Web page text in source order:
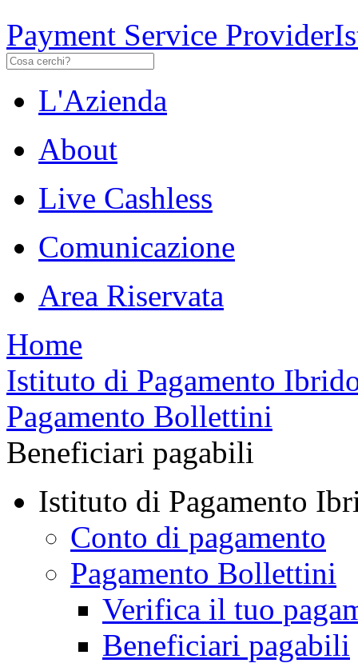
Payment Service Provider
L'Azienda
About
Live Cashless
Comunicazione
Area Riservata
Home
Istituto di Pagamento
Pagamento Bollettini
Beneficiari pagabili
Istituto di Pagamento
Conto di pagamento
Pagamento Bollettini
Verifica il tuo
Beneficiari pagabili